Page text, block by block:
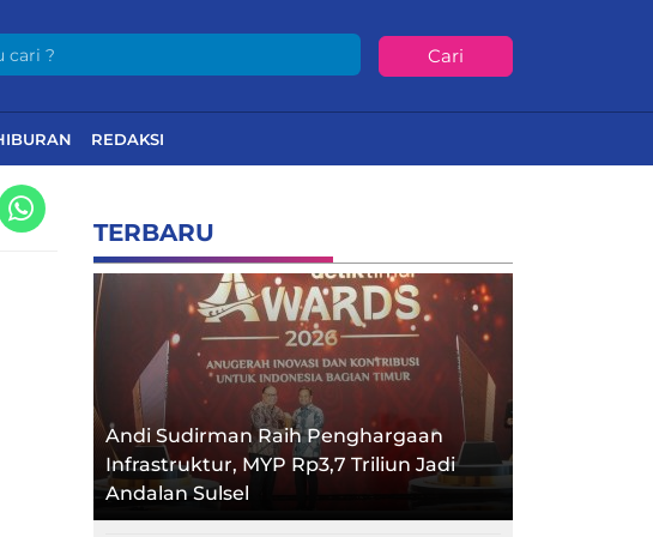
Cari
REDAKSI
TERBARU
Andi Sudirman Raih Penghargaan
Infrastruktur, MYP Rp3,7 Triliun Jadi
Andalan Sulsel